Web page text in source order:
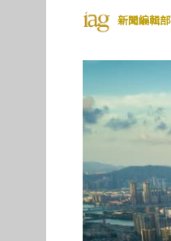
新聞編輯部